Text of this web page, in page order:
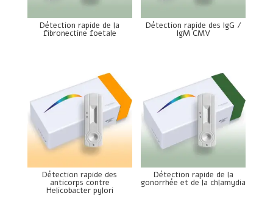
Détection rapide de la
fibronectine foetale
Détection rapide des IgG /
IgM CMV
Détection rapide des
anticorps contre
Helicobacter pylori
Détection rapide de la
gonorrhée et de la chlamydia